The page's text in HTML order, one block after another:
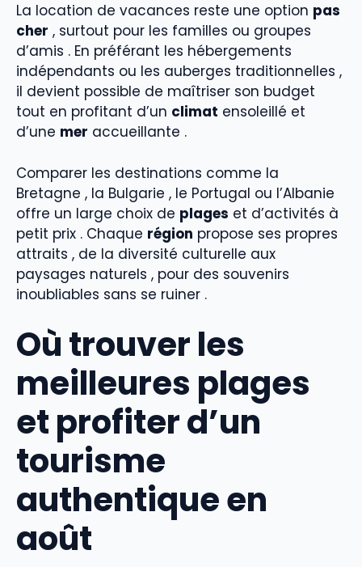
La location de vacances reste une option pas
cher , surtout pour les familles ou groupes
d’amis . En préférant les hébergements
indépendants ou les auberges traditionnelles ,
il devient possible de maîtriser son budget
tout en profitant d’un climat ensoleillé et
d’une mer accueillante .
Comparer les destinations comme la
Bretagne , la Bulgarie , le Portugal ou l’Albanie
offre un large choix de plages et d’activités à
petit prix . Chaque région propose ses propres
attraits , de la diversité culturelle aux
paysages naturels , pour des souvenirs
inoubliables sans se ruiner .
Où trouver les
meilleures plages
et profiter d’un
tourisme
authentique en
août